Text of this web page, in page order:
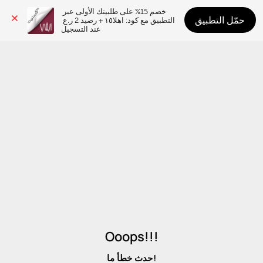
عند التسجيل
حمّل التطبيق
Ooops!!!
حدث خطأ ما!